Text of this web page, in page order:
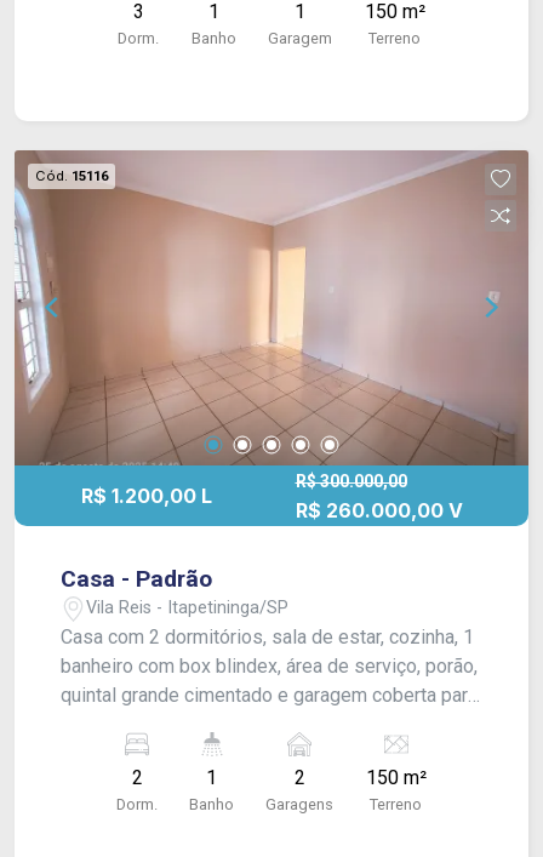
3
Dorm.
1
Banho
1
Garagem
150 m²
Terreno
Cód. 15116
R$ 1.200,00 L
R$ 300.000,00
R$ 260.000,00 V
Casa - Padrão
Vila Reis - Itapetininga/SP
Casa com 2 dormitórios, sala de estar, cozinha, 1
banheiro com box blindex, área de serviço, porão,
quintal grande cimentado e garagem coberta para
banheiro azulejados pela metade.
2
Dorm.
1
Banho
2
Garagens
150 m²
Terreno